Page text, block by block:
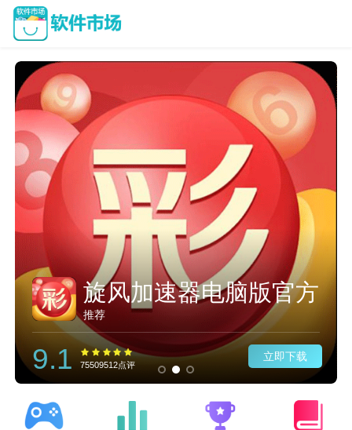
加速器免费版永久版
推荐
9.1 75509512点评
立即下载